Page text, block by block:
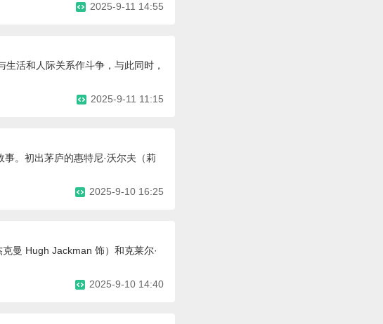
2025-9-11 14:55
活和人际关系作斗争，与此同时，
2025-9-11 11:15
。初出茅庐的惠特尼·沃尔夫（莉
2025-9-10 16:25
曼 Hugh Jackman 饰）和克莱尔·
2025-9-10 14:40